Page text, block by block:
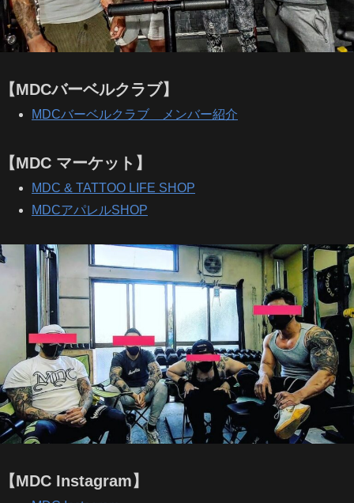
【MDCバーベルクラブ】
MDCバーベルクラブ メンバー紹介
【MDC マーケット】
MDC & TATTOO LIFE SHOP
MDCアパレルSHOP
【MDC Instagram】